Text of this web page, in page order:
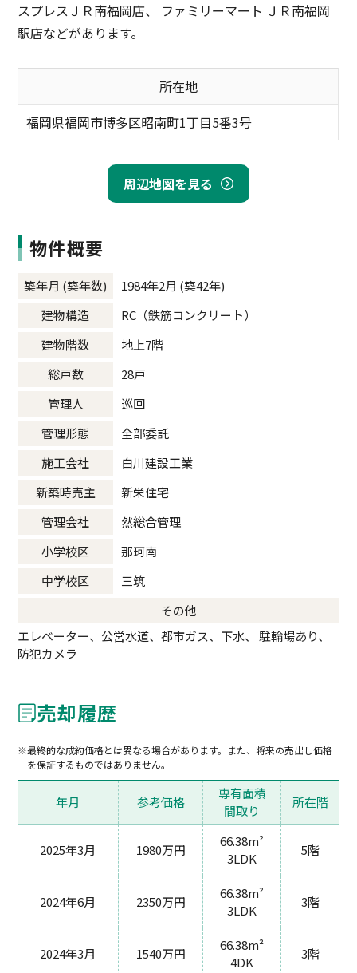
スプレスＪＲ南福岡店、 ファミリーマート ＪＲ南福岡
駅店などがあります。
所在地
福岡県福岡市博多区昭南町1丁目5番3号
周辺地図を見る
物件概要
築年月 (築年数)
1984年2月 (築42年)
建物構造
RC（鉄筋コンクリート）
建物階数
地上7階
総戸数
28戸
管理人
巡回
管理形態
全部委託
施工会社
白川建設工業
新築時売主
新栄住宅
管理会社
然総合管理
小学校区
那珂南
中学校区
三筑
その他
エレベーター、公営水道、都市ガス、下水、 駐輪場あり、
防犯カメラ
売却履歴
最終的な成約価格とは異なる場合があります。また、将来の売出し価格
を保証するものではありません。
年月 参考価格
専有面積
間取り
所在階
2025年3月 1980万円
66.38m²
3LDK
5階
2024年6月 2350万円
66.38m²
3LDK
3階
2024年3月 1540万円
66.38m²
4DK
3階